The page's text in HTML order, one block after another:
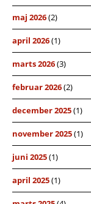
maj 2026(2)
april 2026(1)
marts 2026(3)
februar 2026(2)
december 2025(1)
november 2025(1)
juni 2025(1)
april 2025(1)